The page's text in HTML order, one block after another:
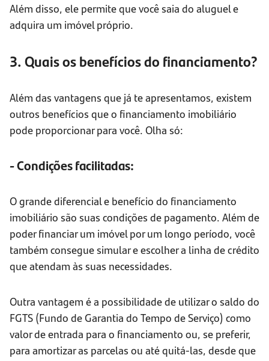
Além disso, ele permite que você saia do aluguel e
adquira um imóvel próprio.
3. Quais os benefícios do financiamento?
Além das vantagens que já te apresentamos, existem
outros benefícios que o financiamento imobiliário
pode proporcionar para você. Olha só:
- Condições facilitadas:
O grande diferencial e benefício do financiamento
imobiliário são suas condições de pagamento. Além de
poder financiar um imóvel por um longo período, você
também consegue simular e escolher a linha de crédito
que atendam às suas necessidades.
Outra vantagem é a possibilidade de utilizar o saldo do
FGTS (Fundo de Garantia do Tempo de Serviço) como
valor de entrada para o financiamento ou, se preferir,
para amortizar as parcelas ou até quitá-las, desde que